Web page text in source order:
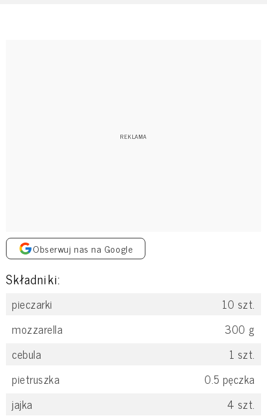
Obserwuj nas na Google
Składniki:
pieczarki 10 szt.
mozzarella
300 g
cebula
1 szt.
pietruszka
0.5 pęczka
jajka
4 szt.